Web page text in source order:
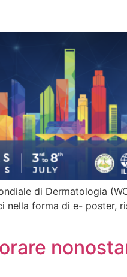
di Dermatologia
forma di e- poster,